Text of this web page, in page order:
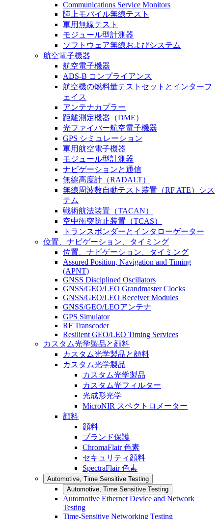
Communications Service Monitors
陸上モバイル無線テスト
軍用無線テスト
モジュール型計測器
ソフトウェア無線およびシステム
航空電子機器
航空電子機器
ADS-B コンプライアンス
航空機の燃料量テストセットとインターフ
ェイス
アンテナカプラー
距離測定機器（DME）
光ファイバー航空電子機器
GPS シミュレーション
軍用航空電子機器
モジュール型計測器
ナビゲーションと通信
無線高度計（RADALT）
無線周波数自動テスト装置（RF ATE）シス
テム
戦術航法装置（TACAN）
空中衝突防止装置（TCAS）
トランスポンダーとインタローゲーター
位置、ナビゲーション、タイミング
位置、ナビゲーション、タイミング
Assured Position, Navigation and Timing
(APNT)
GNSS Disciplined Oscillators
GNSS/GEO/LEO Grandmaster Clocks
GNSS/GEO/LEO Receiver Modules
GNSS/GEO/LEOアンテナ
GPS Simulator
RF Transcoder
Resilient GEO/LEO Timing Services
カスタム光学製品と顔料
カスタム光学製品と顔料
カスタム光学製品
カスタム光学製品
カスタム光フィルター
光成形光学
MicroNIR スペクトロメーター
顔料
顔料
ブランド保護
ChromaFlair 色素
セキュリティ顔料
SpectraFlair 色素
Automotive, Time Sensitive Testing
Automotive, Time Sensitive Testing
Automotive Ethernet Device and Network
Testing
Time-Sensitive Networking Testing